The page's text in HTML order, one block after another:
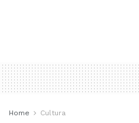
Home Cultura